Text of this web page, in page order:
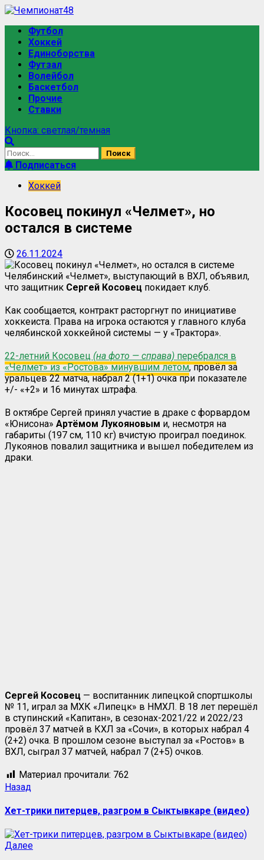
Футбол
Хоккей
Единоборства
Футзал
Волейбол
Баскетбол
Прочие
Ставки
Кнопка: светлая/темная
Подписаться
Хоккей
Косовец покинул «Челмет», но
остался в системе
26.11.2024
Челябинский «Челмет», выступающий в ВХЛ, объявил,
что защитник Сергей Косовец покидает клуб.
Как сообщается, контракт расторгнут по инициативе
хоккеиста. Права на игрока остаются у главного клуба
челябинской хоккейной системы — у «Трактора».
22-летний Косовец (на фото — справа) перебрался в
«Челмет» из «Ростова» минувшим летом, провёл за
уральцев 22 матча, набрал 2 (1+1) очка при показателе
+/- «+2» и 16 минутах штрафа.
В октябре Сергей принял участие в драке с форвардом
«Юнисона» Артёмом Лукояновым и, несмотря на
габариты (197 см, 110 кг) вчистую проиграл поединок.
Лукоянов повалил защитника и вышел победителем из
драки.
Сергей Косовец — воспитанник липецкой спортшколы
№ 11, играл за МХК «Липецк» в НМХЛ. В 18 лет перешёл
в ступинский «Капитан», в сезонах-2021/22 и 2022/23
провёл 37 матчей в КХЛ за «Сочи», в которых набрал 4
(2+2) очка. В прошлом сезоне выступал за «Ростов» в
ВХЛ, сыграл 37 матчей, набрал 7 (2+5) очков.
Материал прочитали: 762
Назад
Хет-трики питерцев, разгром в Сыктывкаре (видео)
Далее